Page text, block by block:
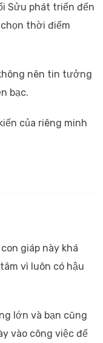
Sửu phát triển đến
thời điểm
nên tin tưởng
bạc.
của riêng minh
giáp này khá
vì luôn có hậu
lớn và bạn cũng
vào công việc để